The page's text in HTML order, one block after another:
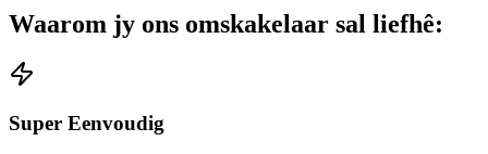
Waarom jy ons omskakelaar sal liefhê:
Super Eenvoudig